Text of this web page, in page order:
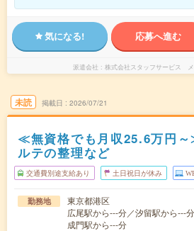
気になる! 応募へ進む
派遣会社 株式会社スタッフサービス
未読 掲載日 2026/07/21
≪無資格でも月収25.6万円
ルテの整理など
交通費別途支給あり 土日祝日が休み
勤務地
東京都港区
広尾駅から---分／汐留駅から---
成門駅から---分